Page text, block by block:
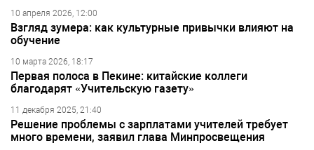
10 апреля 2026, 12:00
Взгляд зумера: как культурные привычки влияют на
обучение
10 марта 2026, 18:17
Первая полоса в Пекине: китайские коллеги
благодарят «Учительскую газету»
11 декабря 2025, 21:40
Решение проблемы с зарплатами учителей требует
много времени, заявил глава Минпросвещения